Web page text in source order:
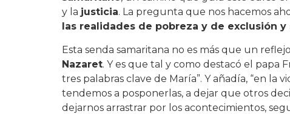
y la justicia. La pregunta que nos hacemos
las realidades de pobreza y de exclusión
Esta senda samaritana no es más que un
Nazaret. Y es que tal y como destacó el papa
tres palabras clave de María”. Y añadía, “en la
tendemos a posponerlas, a dejar que otros
dejarnos arrastrar por los acontecimientos,